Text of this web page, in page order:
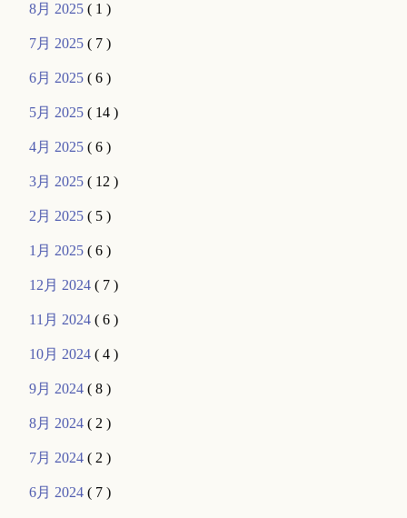
8月 2025( 1 )
7月 2025( 7 )
6月 2025( 6 )
5月 2025( 14 )
4月 2025( 6 )
3月 2025( 12 )
2月 2025( 5 )
1月 2025( 6 )
12月 2024( 7 )
11月 2024( 6 )
10月 2024( 4 )
9月 2024( 8 )
8月 2024( 2 )
7月 2024( 2 )
6月 2024( 7 )